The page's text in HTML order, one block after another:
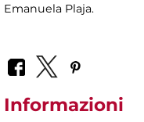
Emanuela Plaja.
Informazioni